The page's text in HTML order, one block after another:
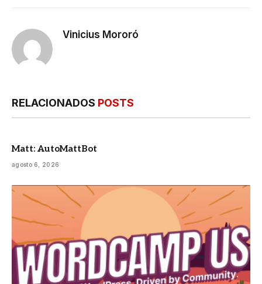
Vinicius Mororó
RELACIONADOS POSTS
Matt: AutoMattBot
agosto 6, 2026